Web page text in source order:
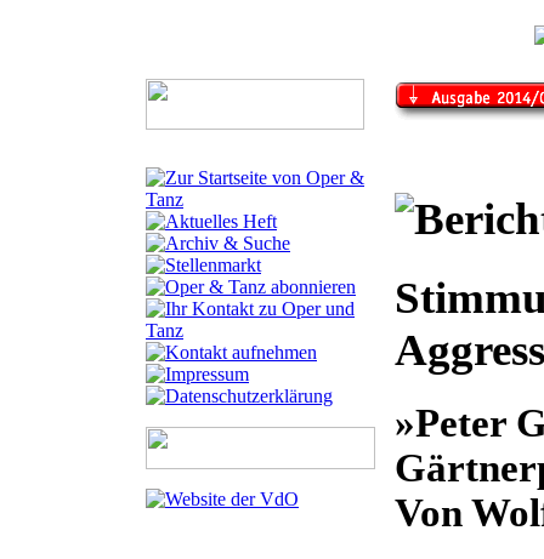
»Peter
Von